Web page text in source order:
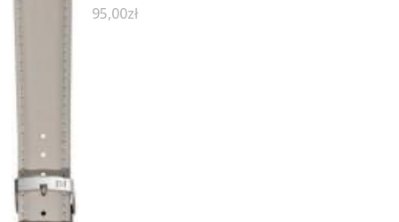
95,00zł